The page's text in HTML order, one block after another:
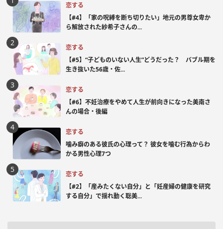
恋する
【#4】「家の呪縛を断ち切りたい」地元の男尊女卑か
ら解放された紗希子さんの...
恋する
【#5】“子どものいない人生”どうだった？ バブル期を
生き抜いた56歳・佐...
恋する
【#6】不妊治療をやめて人生が前向きになった美南さ
んの場合・後編
恋する
噛み癖のある彼氏の心理って？ 彼女を噛む行為からわ
かる男性心理7つ
恋する
【#2】「産みたくない自分」と「妊産婦の健康を研究
する自分」で揺れ動く聡美...